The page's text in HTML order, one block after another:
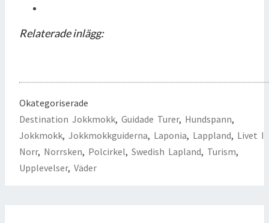
Relaterade inlägg:
Okategoriserade
Destination Jokkmokk, Guidade Turer, Hundspann,
Jokkmokk, Jokkmokkguiderna, Laponia, Lappland, Livet I
Norr, Norrsken, Polcirkel, Swedish Lapland, Turism,
Upplevelser, Väder